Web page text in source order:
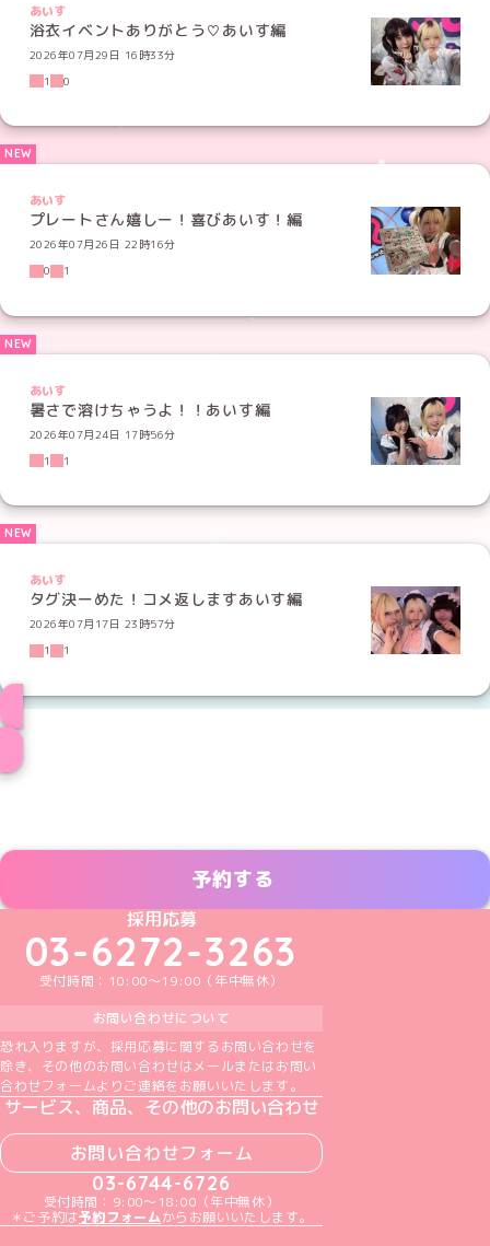
あいす
浴衣イベントありがとう♡あいす編
2026年07月29日 16時33分
1
0
あいす
プレートさん嬉しー！喜びあいす！編
2026年07月26日 22時16分
0
1
あいす
暑さで溶けちゃうよ！！あいす編
2026年07月24日 17時56分
1
1
あいす
タグ決ーめた！コメ返しますあいす編
2026年07月17日 23時57分
1
1
予約する
めいどりーみんTikTok公式アカウント
めいどりーみんX公式アカウント
めいどりーみんInstagram公式アカウント
めいどりーみんFacebook公式アカウン
めいどりーみんYouTube公式アカ
採用応募
03-6272-3263
受付時間：10:00～19:00（年中無休）
お問い合わせについて
恐れ入りますが、採用応募に関するお問い合わせを
除き、その他のお問い合わせはメールまたはお問い
合わせフォームよりご連絡をお願いいたします。
サービス、商品、その他のお問い合わせ
お問い合わせフォーム
03-6744-6726
受付時間：9:00～18:00（年中無休）
＊ご予約は予約フォームからお願いいたします。